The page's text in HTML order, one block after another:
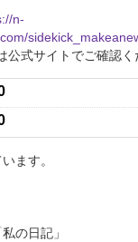
n-
式サイトでご確認く
ます。
の日記」